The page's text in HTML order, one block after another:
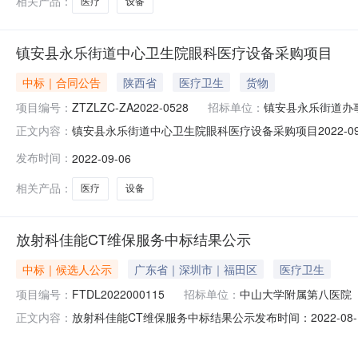
镇安县永乐街道中心卫生院眼科医疗设备采购项目
中标｜合同公告 陕西省 医疗卫生
货物
项目编号： ZTZLZC-ZA2022-0528 招标单位： 镇安县永乐街道办
正文内容： 镇安县永乐街道中心卫生院眼科医疗设备采购项目2022-
街道办事联系方式：19809146688供应商（乙方）：江
发布时间： 2022-09-06
相关产品：
医疗 设备
放射科佳能CT维保服务中标结果公示
中标｜候选人公示 广东省｜深圳市｜福田区
医疗卫生
项目编号： FTDL2022000115 招标单位： 中山大学附属第八医院
正文内容： 放射科佳能CT维保服务中标结果公示发布时间：2022-